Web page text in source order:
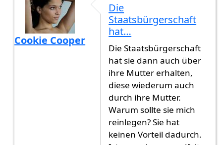
Cookie Cooper
Das ist kein Witz oder?…vonTi
Die
Staatsbürgerschaft
hat…
Die Staatsbürgerschaft
hat sie dann auch über
ihre Mutter erhalten,
diese wiederum auch
durch ihre Mutter.
Warum sollte sie mich
reinlegen? Sie hat
keinen Vorteil dadurch.